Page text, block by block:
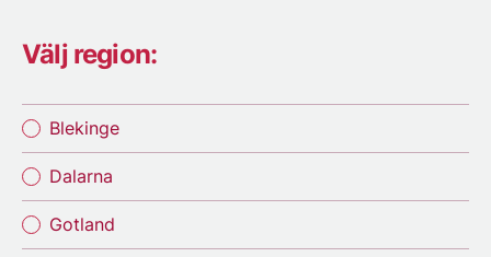
Välj region:
Blekinge
Dalarna
Gotland